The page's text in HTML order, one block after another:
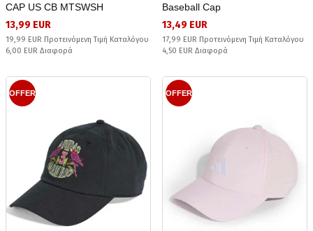
CAP US CB MTSWSH
13,99 EUR
19,99 EUR Προτεινόμενη Τιμή Καταλόγου
6,00 EUR Διαφορά
Baseball Cap
13,49 EUR
17,99 EUR Προτεινόμενη Τιμή Καταλόγου
4,50 EUR Διαφορά
OFFER OFFER